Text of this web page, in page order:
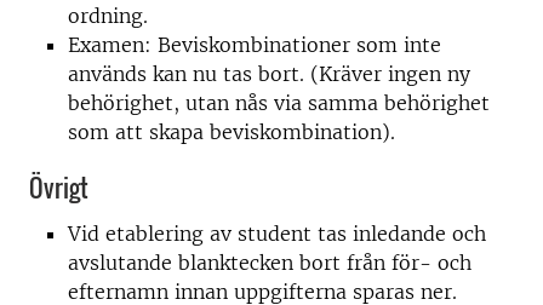
ordning.
Examen: Beviskombinationer som inte
används kan nu tas bort. (Kräver ingen ny
behörighet, utan nås via samma behörighet
som att skapa beviskombination).
Övrigt
Vid etablering av student tas inledande och
avslutande blanktecken bort från för- och
efternamn innan uppgifterna sparas ner.